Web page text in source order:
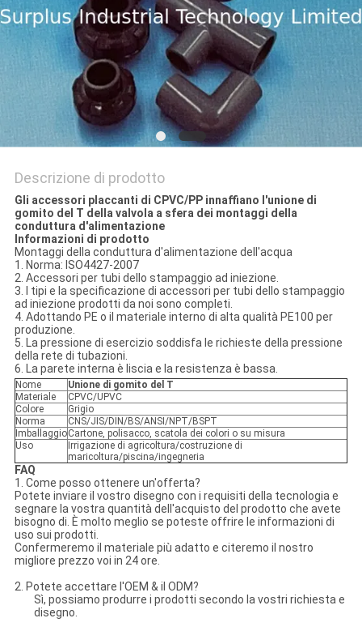
Descrizione di prodotto
Gli accessori placcanti di CPVC/PP innaffiano l'unione di
gomito del T della valvola a sfera dei montaggi della
conduttura d'alimentazione
Informazioni di prodotto
Montaggi della conduttura d'alimentazione dell'acqua
1. Norma: ISO4427-2007
2. Accessori per tubi dello stampaggio ad iniezione.
3. I tipi e la specificazione di accessori per tubi dello stampaggio
ad iniezione prodotti da noi sono completi.
4. Adottando PE o il materiale interno di alta qualità PE100 per
produzione.
5. La pressione di esercizio soddisfa le richieste della pressione
della rete di tubazioni.
6. La parete interna è liscia e la resistenza è bassa.
Nome
Unione di gomito del T
Materiale
CPVC/UPVC
Colore
Grigio
Norma
CNS/JIS/DIN/BS/ANSI/NPT/BSPT
ImballaggioCartone, polisacco, scatola dei colori o su misura
Uso
Irrigazione di agricoltura/costruzione di
maricoltura/piscina/ingegneria
FAQ
1. Come posso ottenere un'offerta?
Potete inviare il vostro disegno con i requisiti della tecnologia e
segnare la vostra quantità dell'acquisto del prodotto che avete
bisogno di. È molto meglio se poteste offrire le informazioni di
uso sui prodotti.
Confermeremo il materiale più adatto e citeremo il nostro
migliore prezzo voi in 24 ore.
2. Potete accettare l'OEM & il ODM?
Sì, possiamo produrre i prodotti secondo la vostri richiesta e
disegno.